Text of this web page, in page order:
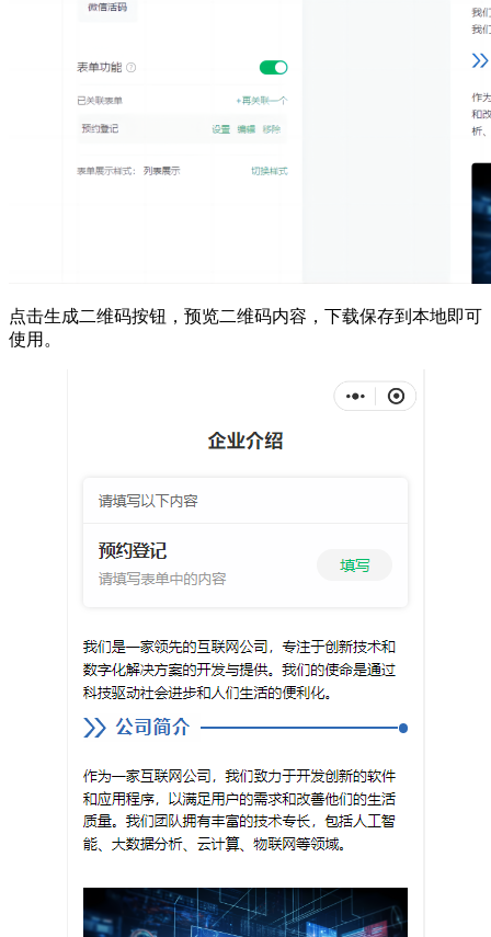
点击生成二维码按钮，预览二维码内容，下载保存到本地即可
使用。